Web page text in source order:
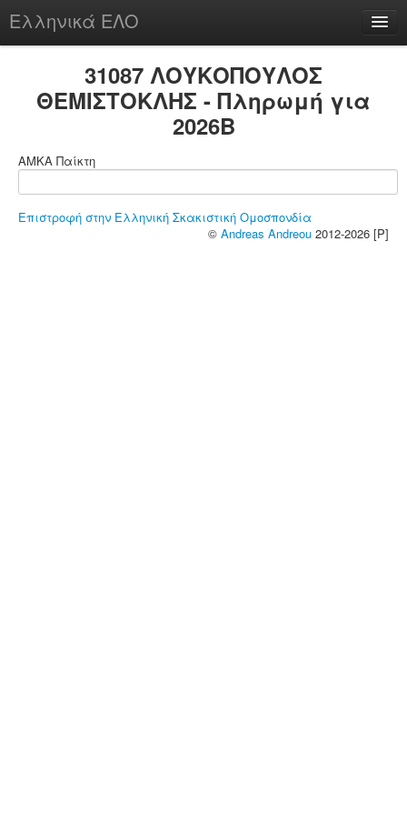
Ελληνικά ΕΛΟ
31087 ΛΟΥΚΟΠΟΥΛΟΣ
ΘΕΜΙΣΤΟΚΛΗΣ - Πληρωμή για
2026B
ΑΜΚΑ Παίκτη
Επιστροφή στην Ελληνική Σκακιστική Ομοσπονδία
© Andreas Andreou 2012-2026 [P]